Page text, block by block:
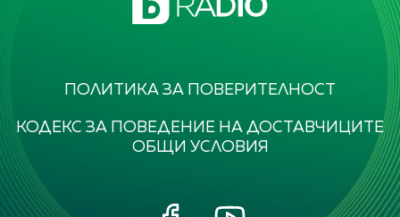
ПОЛИТИКА ЗА ПОВЕРИТЕЛНОСТ
КОДЕКС ЗА ПОВЕДЕНИЕ НА ДОСТАВЧИЦИТЕ
ОБЩИ УСЛОВИЯ